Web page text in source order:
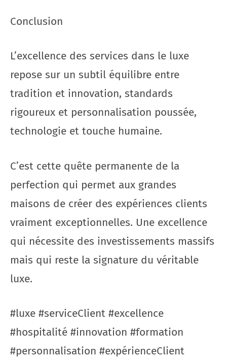
Conclusion
L’excellence des services dans le luxe
repose sur un subtil équilibre entre
tradition et innovation, standards
rigoureux et personnalisation poussée,
technologie et touche humaine.
C’est cette quête permanente de la
perfection qui permet aux grandes
maisons de créer des expériences clients
vraiment exceptionnelles. Une excellence
qui nécessite des investissements massifs
mais qui reste la signature du véritable
luxe.
#luxe #serviceClient #excellence
#hospitalité #innovation #formation
#personnalisation #expérienceClient